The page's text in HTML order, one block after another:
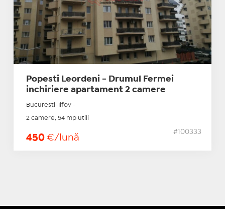
Popesti Leordeni - Drumul Fermei
inchiriere apartament 2 camere
Bucuresti-Ilfov -
2 camere, 54 mp utili
450 €/lună
#100333